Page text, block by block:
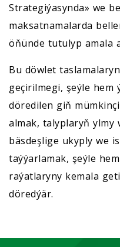
Strategiýasynda» we
maksatnamalarda
öňünde tutulyp amala
Bu döwlet
geçirilmegi, şeýle hem
döredilen giň
almak, talyplaryň ylmy
bäsdeşlige ukyply we
taýýarlamak, şeýle
raýatlaryny kemala
döredýär.